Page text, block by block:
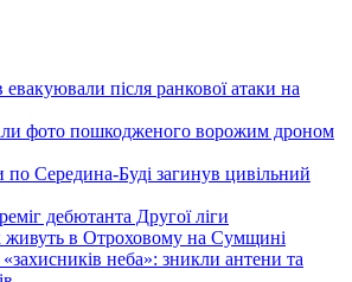
після ранкової атаки на
фото пошкодженого ворожим дроном
по Середина-Буді загинув цивільний
дебютанта Другої ліги
живуть в Отроховому на Сумщині
неба»: зникли антени та